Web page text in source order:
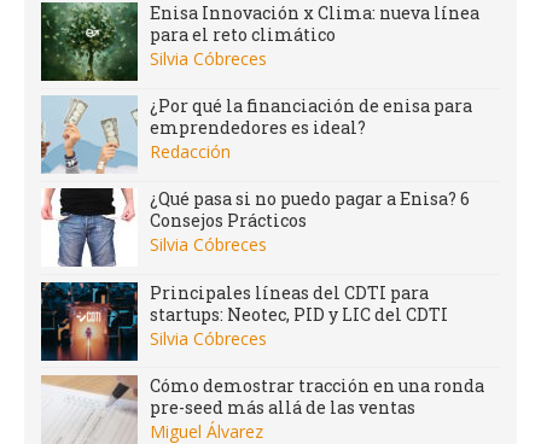
Enisa Innovación x Clima: nueva línea
para el reto climático
Silvia Cóbreces
¿Por qué la financiación de enisa para
emprendedores es ideal?
Redacción
¿Qué pasa si no puedo pagar a Enisa? 6
Consejos Prácticos
Silvia Cóbreces
Principales líneas del CDTI para
startups: Neotec, PID y LIC del CDTI
Silvia Cóbreces
Cómo demostrar tracción en una ronda
pre-seed más allá de las ventas
Miguel Álvarez